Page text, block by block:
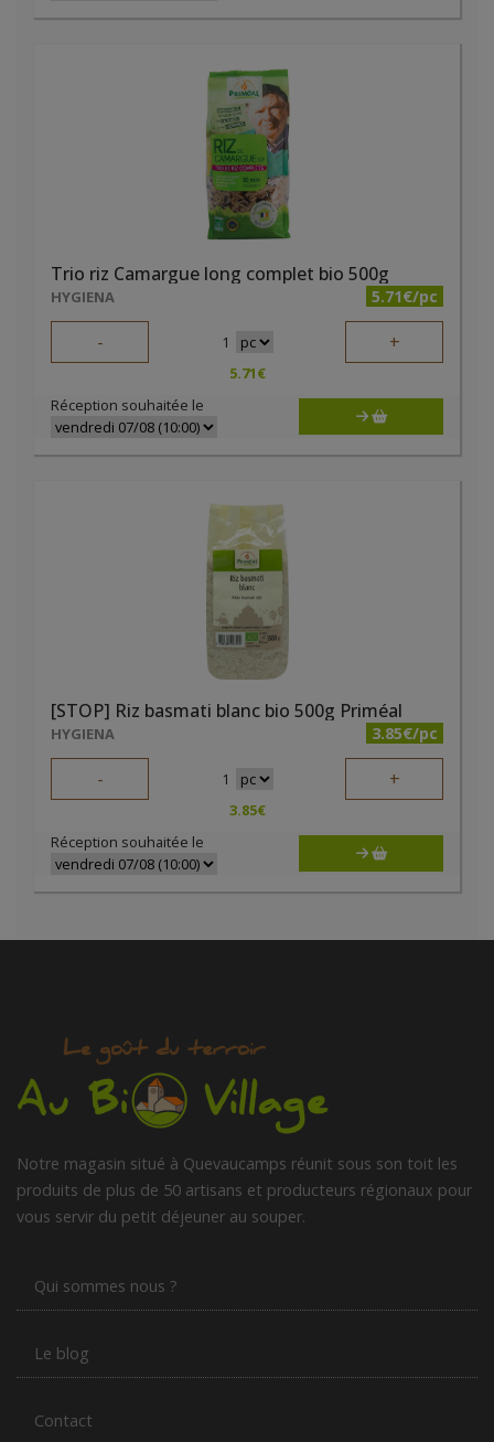
Trio riz Camargue long complet bio 500g
HYGIENA 5.71€/pc
- 1 +
5.71€
Réception souhaitée le
[STOP] Riz basmati blanc bio 500g Priméal
HYGIENA 3.85€/pc
- 1 +
3.85€
Réception souhaitée le
Notre magasin situé à Quevaucamps réunit sous son toit les
produits de plus de 50 artisans et producteurs régionaux pour
vous servir du petit déjeuner au souper.
Qui sommes nous ?
Le blog
Contact